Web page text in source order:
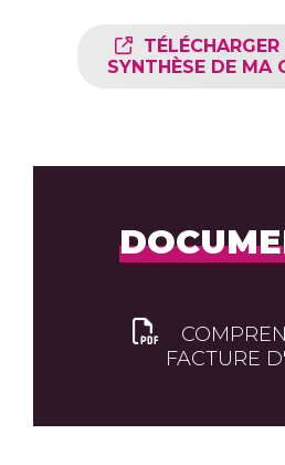
SYNTHÈSE DE MA
FACTURE